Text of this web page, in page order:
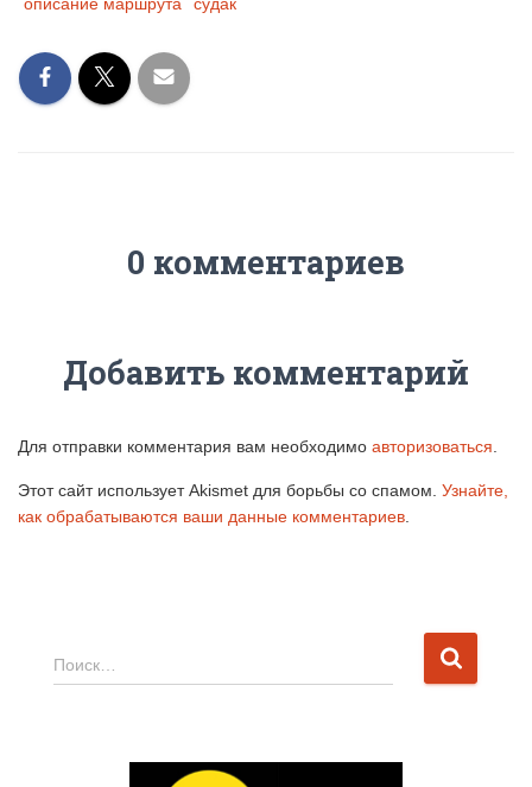
0 комментариев
Добавить комментарий
Для отправки комментария вам необходимо авторизоваться
Этот сайт использует Akismet для борьбы со спамом. Узнайте,
как обрабатываются ваши данные комментариев
Н
а
Поиск…